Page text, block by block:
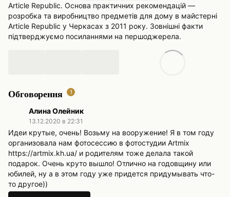
Article Republic. Основа практичних рекомендацій —
розробка та виробництво предметів для дому в майстерні
Article Republic у Черкасах з 2011 року. Зовнішні факти
підтверджуємо посиланнями на першоджерела.
Обговорення 1
Алина Олейник
13.12.2020 в 22:31
Идеи крутые, очень! Возьму на вооружение! Я в том году
организовала нам фотосессию в фотостудии Artmix
https://artmix.kh.ua/ и родителям тоже делала такой
подарок. Очень круто вышло! Отлично на годовщину или
юбилей, ну а в этом году уже придется придумывать что-
то другое))